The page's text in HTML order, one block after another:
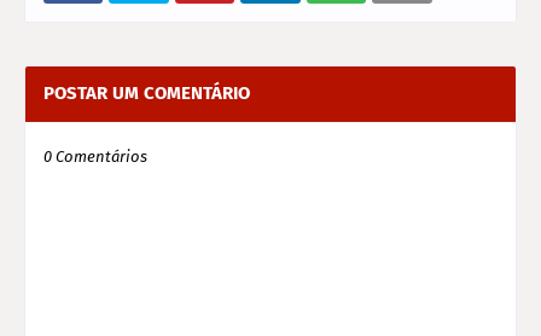
POSTAR UM COMENTÁRIO
0 Comentários